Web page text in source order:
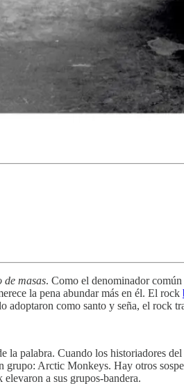
de masas. Como el denominador
la pena abundar más en él. El rock
adoptaron como santo y seña, el rock
la palabra. Cuando los historiadores
Arctic Monkeys. Hay otros
a sus grupos-bandera.